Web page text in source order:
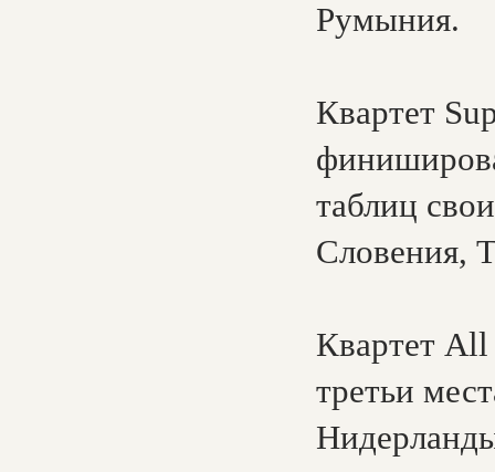
Румыния.
Квартет
таблиц
Словения,
Квартет All
третьи